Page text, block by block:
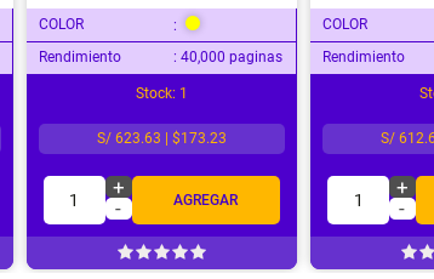
COLOR
:
Rendimiento
: 40,000 paginas
Stock: 1
S/ 623.63 | $173.23
1
+
-
AGREGAR
COLOR
Rendimiento
S/
1
+
-